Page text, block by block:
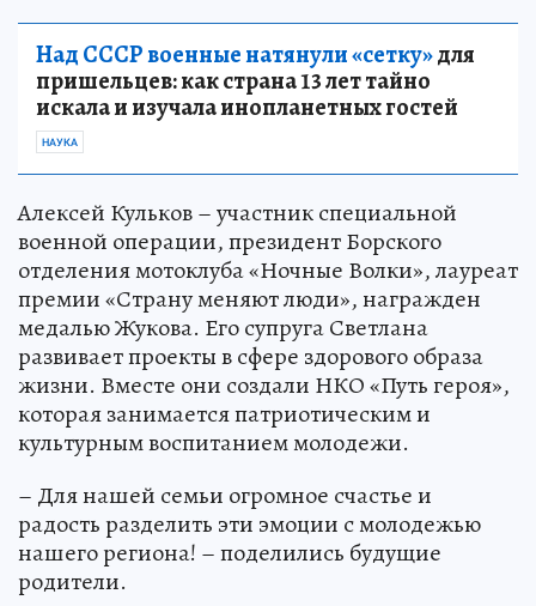
Над СССР военные натянули «сетку»для
пришельцев: как страна 13 лет тайно
искала и изучала инопланетных гостей
НАУКА
Алексей Кульков – участник специальной
военной операции, президент Борского
отделения мотоклуба «Ночные Волки», лауреат
премии «Страну меняют люди», награжден
медалью Жукова. Его супруга Светлана
развивает проекты в сфере здорового образа
жизни. Вместе они создали НКО «Путь героя»,
которая занимается патриотическим и
культурным воспитанием молодежи.
– Для нашей семьи огромное счастье и
радость разделить эти эмоции с молодежью
нашего региона! – поделились будущие
родители.